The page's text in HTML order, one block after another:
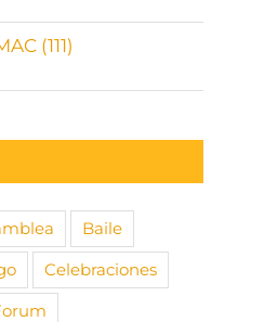
(111)
Baile
Celebraciones